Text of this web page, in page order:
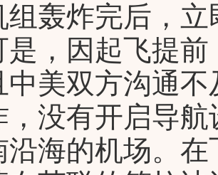
组轰炸完后，
是，因起飞提
中美双方沟通
，没有开启导
沿海的机场。